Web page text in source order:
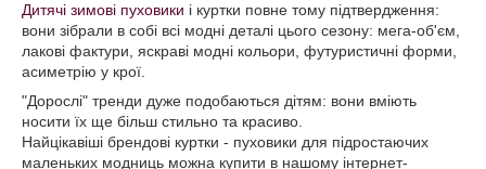
Дитячі зимові пуховики і куртки повне тому підтвердження:
вони зібрали в собі всі модні деталі цього сезону: мега-об'єм,
лакові фактури, яскраві модні кольори, футуристичні форми,
асиметрію у крої.
"Дорослі" тренди дуже подобаються дітям: вони вміють
носити їх ще більш стильно та красиво.
Найцікавіші брендові куртки - пуховики для підростаючих
маленьких модниць можна купити в нашому інтернет-